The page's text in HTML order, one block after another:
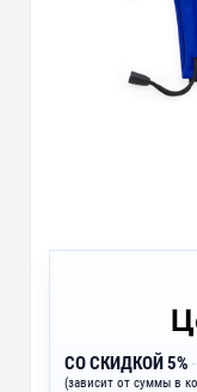
СО СКИДКОЙ 5%
(зависит от суммы в